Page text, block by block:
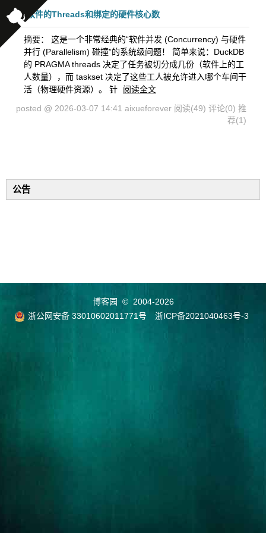
软件的Threads和绑定的硬件核心数
摘要： 这是一个非常经典的“软件并发 (Concurrency) 与硬件
并行 (Parallelism) 碰撞”的系统级问题！ 简单来说：DuckDB
的 PRAGMA threads 决定了任务被切分成几份（软件上的工
人数量），而 taskset 决定了这些工人被允许进入哪个车间干
活（物理硬件资源）。 针
阅读全文
posted @ 2026-03-07 14:41 aixueforever 阅读(49) 评论(0) 推
荐(1)
公告
博客园
© 2004-2026
浙公网安备 33010602011771号
浙ICP备2021040463号-3